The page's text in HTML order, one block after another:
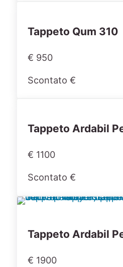
Tappeto Qum 310
€ 950
Scontato €
Tappeto Ardabil
€ 1100
Scontato €
Tappeto Ardabil
€ 1900